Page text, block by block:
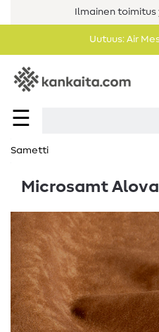
Ilmainen toimitus
Uutuus: Air
☰
Sametti
Microsamt